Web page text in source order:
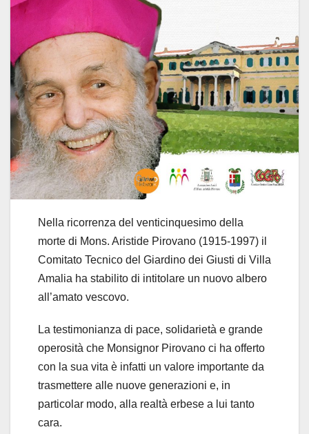
Nella ricorrenza del venticinquesimo della
morte di Mons. Aristide Pirovano (1915-1997) il
Comitato Tecnico del Giardino dei Giusti di Villa
Amalia ha stabilito di intitolare un nuovo albero
all’amato vescovo.
La testimonianza di pace, solidarietà e grande
operosità che Monsignor Pirovano ci ha offerto
con la sua vita è infatti un valore importante da
trasmettere alle nuove generazioni e, in
particolar modo, alla realtà erbese a lui tanto
cara.